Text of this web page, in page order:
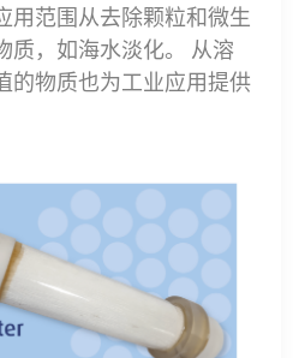
用范围从去除颗粒和微生
质，如海水淡化。 从溶
的物质也为工业应用提供